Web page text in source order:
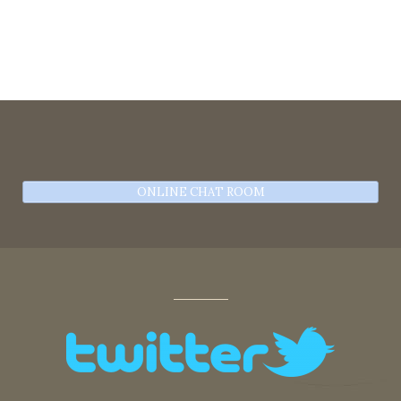
ONLINE CHAT ROOM